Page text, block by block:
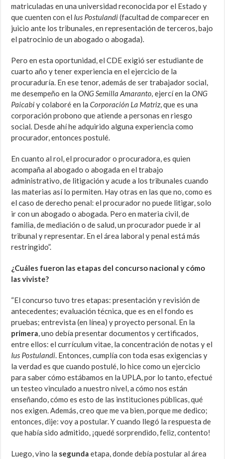
matriculadas en una universidad reconocida por el Estado y
que cuenten con el Ius Postulandi(facultad de comparecer en
juicio ante los tribunales, en representación de terceros, bajo
el patrocinio de un abogado o abogada).
Pero en esta oportunidad, el CDE exigió ser estudiante de
cuarto año y tener experiencia en el ejercicio de la
procuraduría. En ese tenor, además de ser trabajador social,
me desempeño en laONG Semilla Amaranto,ejercí en laONG
Paicabiy colaboré en laCorporación La Matriz, que es una
corporación probono que atiende a personas en riesgo
social. Desde ahí he adquirido alguna experiencia como
procurador, entonces postulé.
En cuanto al rol, el procurador o procuradora, es quien
acompaña al abogado o abogada en el trabajo
administrativo, de litigación y acude a los tribunales cuando
las materias así lo permiten. Hay otras en las que no, como es
el caso de derecho penal: el procurador no puede litigar, solo
ir con un abogado o abogada. Pero en materia civil, de
familia, de mediación o de salud, un procurador puede ir al
tribunal y representar. En el área laboral y penal está más
restringido”.
¿Cuáles fueron las etapas del concurso nacional y cómo
las viviste?
“El concurso tuvo tres etapas: presentación y revisión de
antecedentes; evaluación técnica, que es en el fondo es
pruebas; entrevista (en línea) y proyecto personal. En la
primera, uno debía presentar documentos y certificados,
entre ellos: el currículum vitae, la concentración de notas y el
Ius Postulandi. Entonces, cumplía con toda esas exigencias y
la verdad es que cuando postulé, lo hice como un ejercicio
para saber cómo estábamos en la UPLA, por lo tanto, efectué
un testeo vinculado a nuestro nivel, a cómo nos están
enseñando, cómo es esto de las instituciones públicas, qué
nos exigen. Además, creo que me va bien, porque me dedico;
entonces, dije: voy a postular. Y cuando llegó la respuesta de
que había sido admitido, ¡quedé sorprendido, feliz, contento!
Luego, vino la segunda etapa,donde debía postular al área